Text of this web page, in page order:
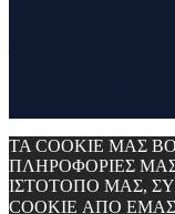
ΤΑ COOKIE ΜΑΣ
ΠΛΗΡΟΦΟΡΙΕΣ
ΙΣΤΟΤΟΠΟ ΜΑΣ,
COOKIE ΑΠΟ ΕΜΑΣ